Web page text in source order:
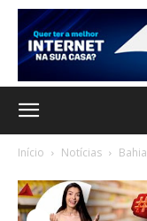
Início Notícias Bahia